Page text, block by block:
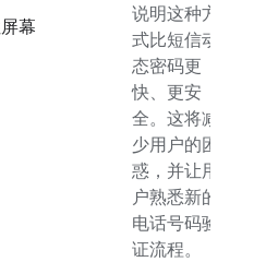
幕
说明这种方
式比短信动
态密码更
快、更安
全。这将减
少用户的困
惑，并让用
户熟悉新的
电话号码验
证流程。